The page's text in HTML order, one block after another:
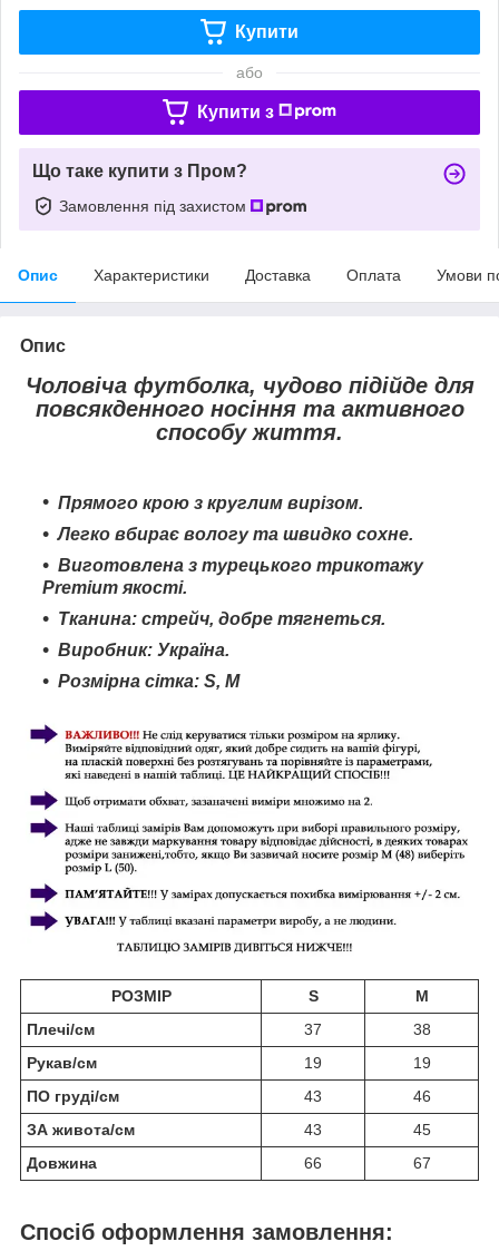
Купити
або
Купити з
Що таке купити з Пром?
Замовлення під захистом
Опис Характеристики Доставка Оплата Умови
Опис
Чоловіча футболка, чудово підійде для
повсякденного носіння та активного
способу життя.
Прямого крою з круглим вирізом.
Легко вбирає вологу та швидко сохне.
Виготовлена з турецького трикотажу
Premium якості.
Тканина: стрейч, добре тягнеться.
Виробник: Україна.
Розмірна сітка: S, M
РОЗМІР S
M
Плечі/см
37
38
Рукав/см
19
19
ПО груді/см
43
46
ЗА живота/см
43
45
Довжина
66 67
Спосіб оформлення замовлення: